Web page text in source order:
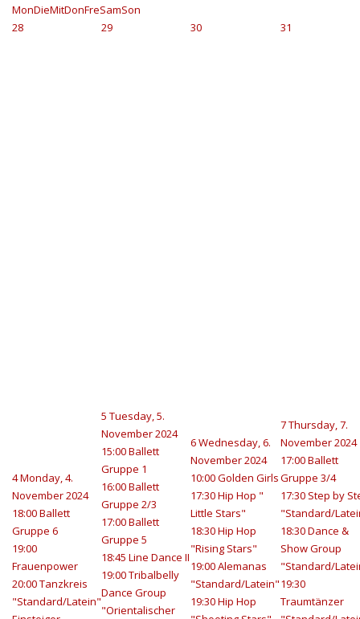
MonDieMitDonFreSamSon
28
29 30 31
4Monday, 4.
November 2024
18:00 Ballett
Gruppe 6
19:00
Frauenpower
20:00 Tanzkreis
"Standard/Latein"
5 Tuesday, 5.
November 2024
15:00 Ballett
Gruppe 1
16:00 Ballett
Gruppe 2/3
17:00 Ballett
Gruppe 5
18:45 Line Dance II
19:00 Tribalbelly
Dance Group
"Orientalischer
6Wednesday, 6.
November 2024
10:00 Golden Girls
17:30 Hip Hop "
Little Stars"
18:30 Hip Hop
"Rising Stars"
19:00 Alemanas
"Standard/Latein"
19:30 Hip Hop
7Thursday, 7.
November 2024
17:00 Ballett
Gruppe 3/4
17:30 Step by
"Standard/
18:30 Dance &
Show Group
"Standard/
19:30
Traumtänzer